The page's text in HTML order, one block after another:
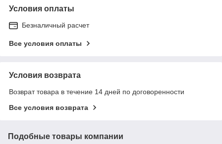
Условия оплаты
Безналичный расчет
Все условия оплаты
Условия возврата
Возврат товара в течение 14 дней по договоренности
Все условия возврата
Подобные товары компании